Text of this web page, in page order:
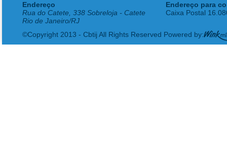
Endereço
Rua do Catete, 338 Sobreloja - Catete
Rio de Janeiro/RJ
Endereço para
Caixa Postal
©Copyright 2013 - Cbtij All Rights Reserved Powered by: